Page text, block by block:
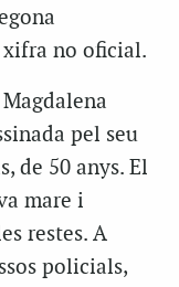
no oficial.
Magdalena
pel seu
de 50 anys. El
mare i
restes. A
policials,